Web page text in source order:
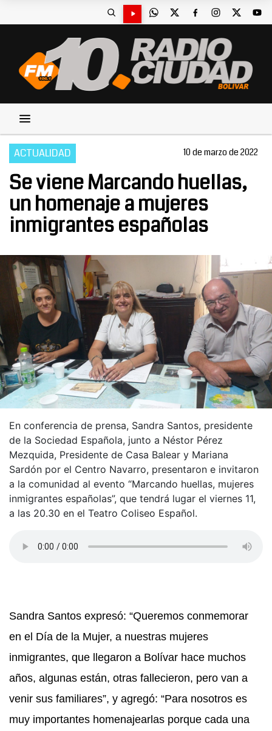
ACTUALIDAD 10 de marzo de 2022
Se viene Marcando huellas,
un homenaje a mujeres
inmigrantes españolas
En conferencia de prensa, Sandra Santos, presidente
de la Sociedad Española, junto a Néstor Pérez
Mezquida, Presidente de Casa Balear y Mariana
Sardón por el Centro Navarro, presentaron e invitaron
a la comunidad al evento “Marcando huellas, mujeres
inmigrantes españolas”, que tendrá lugar el viernes 11,
a las 20.30 en el Teatro Coliseo Español.
Sandra Santos expresó: “Queremos conmemorar
en el Día de la Mujer, a nuestras mujeres
inmigrantes, que llegaron a Bolívar hace muchos
años, algunas están, otras fallecieron, pero van a
venir sus familiares”, y agregó: “Para nosotros es
muy importantes homenajearlas porque cada una